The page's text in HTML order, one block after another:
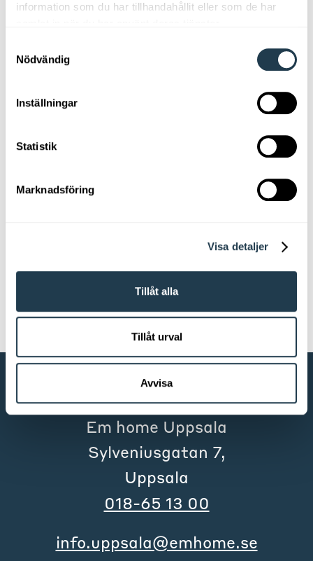
information som du har tillhandahållit eller som de har
Nödvändig
Inställningar
Statistik
Marknadsföring
Visa detaljer
Tillåt alla
Tillåt urval
Avvisa
Ditt meddelande
KONTAKTA OSS
Em home Uppsala
Sylveniusgatan 7,
Uppsala
018-65 13 00
info.uppsala@emhome.se